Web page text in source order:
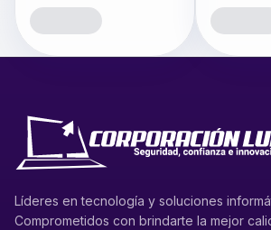
Líderes en tecnología y soluciones
Comprometidos con brindarte la mejor